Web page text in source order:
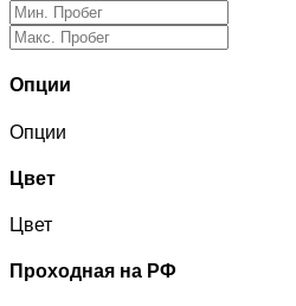
Опции
Опции
Цвет
Цвет
Проходная на РФ